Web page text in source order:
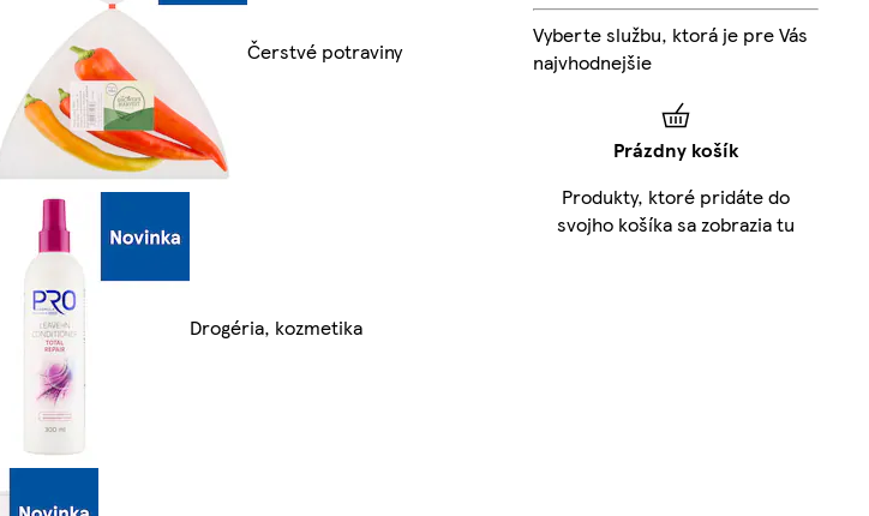
Čerstvé potraviny
Drogéria, kozmetika
Vyberte službu, ktorá je pre Vás
najvhodnejšie
Prázdny košík
Produkty, ktoré pridáte do
svojho košíka sa zobrazia tu